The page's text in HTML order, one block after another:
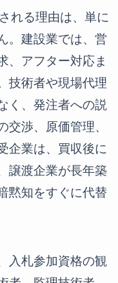
れる理由は、単に
。建設業では、営
、アフター対応ま
技術者や現場代理
く、発注者への説
交渉、原価管理、
企業は、買収後に
譲渡企業が長年築
黙知をすぐに代替
入札参加資格の観